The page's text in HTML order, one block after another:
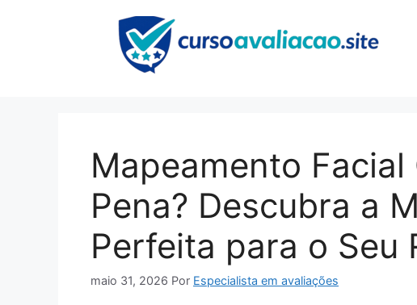
Mapeamento
Pena? Descubra a
Perfeita para o Seu
maio 31, 2026 Por Especialista em avaliações